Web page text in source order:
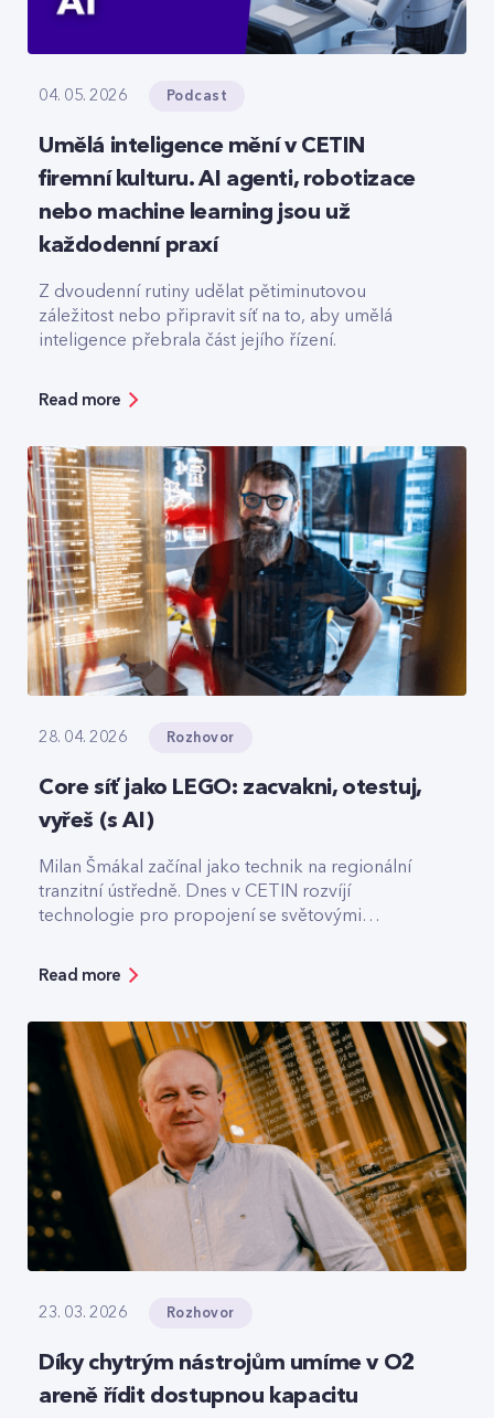
04. 05. 2026 Podcast
Umělá inteligence mění v CETIN
firemní kulturu. AI agenti, robotizace
nebo machine learning jsou už
každodenní praxí
Z dvoudenní rutiny udělat pětiminutovou
záležitost nebo připravit síť na to, aby umělá
inteligence přebrala část jejího řízení.
Read more
28. 04. 2026 Rozhovor
Core síť jako LEGO: zacvakni, otestuj,
vyřeš (s AI)
Milan Šmákal začínal jako technik na regionální
tranzitní ústředně. Dnes v CETIN rozvíjí
technologie pro propojení se světovými
pro core síť má na starost technologie pro
připomínají LEGO.
Read more
23. 03. 2026 Rozhovor
Díky chytrým nástrojům umíme v O2
areně řídit dostupnou kapacitu